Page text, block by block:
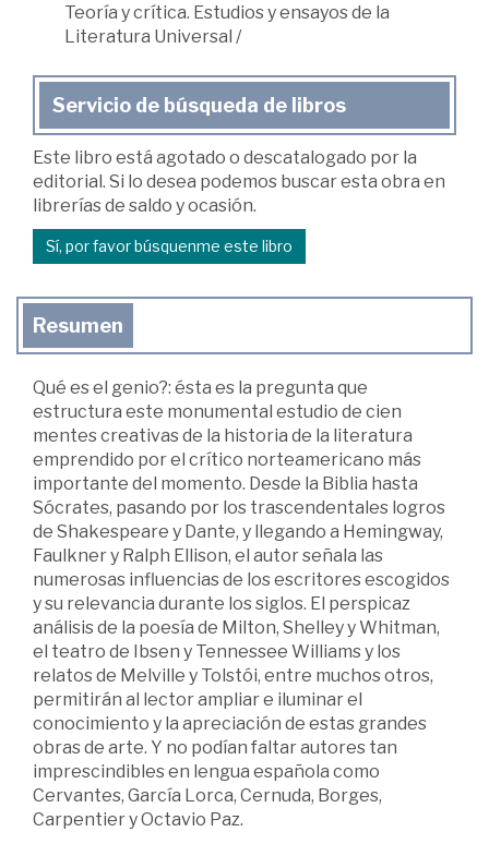
Teoría y crítica. Estudios y ensayos de la
Literatura Universal /
Servicio de búsqueda de libros
Este libro está agotado o descatalogado por la
editorial. Si lo desea podemos buscar esta obra en
librerías de saldo y ocasión.
Sí, por favor búsquenme este libro
Resumen
Qué es el genio?: ésta es la pregunta que
estructura este monumental estudio de cien
mentes creativas de la historia de la literatura
emprendido por el crítico norteamericano más
importante del momento. Desde la Biblia hasta
Sócrates, pasando por los trascendentales logros
de Shakespeare y Dante, y llegando a Hemingway,
Faulkner y Ralph Ellison, el autor señala las
numerosas influencias de los escritores escogidos
y su relevancia durante los siglos. El perspicaz
análisis de la poesía de Milton, Shelley y Whitman,
el teatro de Ibsen y Tennessee Williams y los
relatos de Melville y Tolstói, entre muchos otros,
permitirán al lector ampliar e iluminar el
conocimiento y la apreciación de estas grandes
obras de arte. Y no podían faltar autores tan
imprescindibles en lengua española como
Cervantes, García Lorca, Cernuda, Borges,
Carpentier y Octavio Paz.